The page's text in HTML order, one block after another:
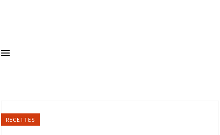
RECETTES